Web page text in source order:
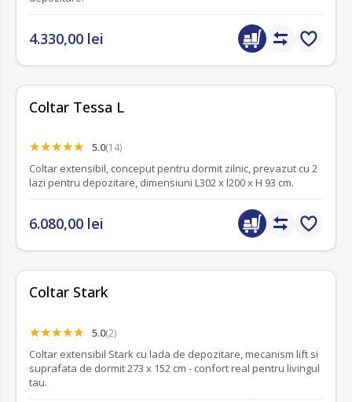
4.330,00 lei
Coltar Tessa L
5.0(14)
Coltar extensibil, conceput pentru dormit zilnic, prevazut cu 2
lazi pentru depozitare, dimensiuni L302 x l200 x H 93 cm.
6.080,00 lei
Coltar Stark
5.0(2)
Coltar extensibil Stark cu lada de depozitare, mecanism lift si
suprafata de dormit 273 x 152 cm - confort real pentru livingul
tau.